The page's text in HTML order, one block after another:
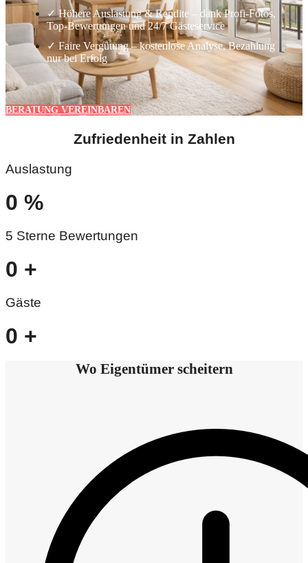
✓ Höhere Auslastung & Rendite – dank Profi-Fotos,
Top-Bewertungen und 24/7 Gästeservice
✓ Faire Vergütung – kostenlose Analyse, Bezahlung
nur bei Erfolg
BERATUNG VEREINBAREN
Zufriedenheit in Zahlen
Auslastung
0 %
5 Sterne Bewertungen
0 +
Gäste
0 +
Wo Eigentümer scheitern